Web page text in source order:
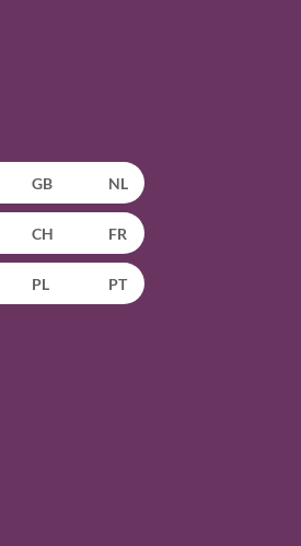
GB NL
CH FR
PL PT